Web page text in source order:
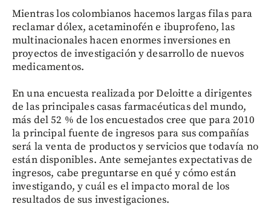
Mientras los colombianos hacemos largas filas para
reclamar dólex, acetaminofén e ibuprofeno, las
multinacionales hacen enormes inversiones en
proyectos de investigación y desarrollo de nuevos
medicamentos.
En una encuesta realizada por Deloitte a dirigentes
de las principales casas farmacéuticas del mundo,
más del 52 % de los encuestados cree que para 2010
la principal fuente de ingresos para sus compañías
será la venta de productos y servicios que todavía no
están disponibles. Ante semejantes expectativas de
ingresos, cabe preguntarse en qué y cómo están
investigando, y cuál es el impacto moral de los
resultados de sus investigaciones.